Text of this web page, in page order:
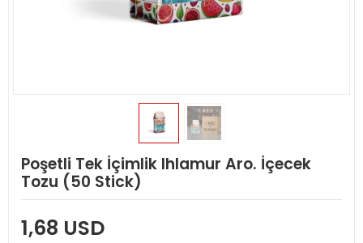
Poşetli Tek İçimlik Ihlamur Aro. İçecek
Tozu (50 Stick)
1,68 USD